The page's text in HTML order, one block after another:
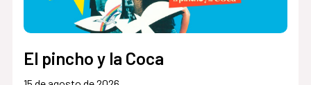
El pincho y la Coca